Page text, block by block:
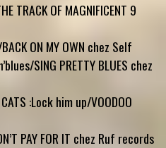
TRACK OF MAGNIFICENT 9
ON MY OWN chez Self
SING PRETTY BLUES chez
:Lock him up/VOODOO
PAY FOR IT chez Ruf records